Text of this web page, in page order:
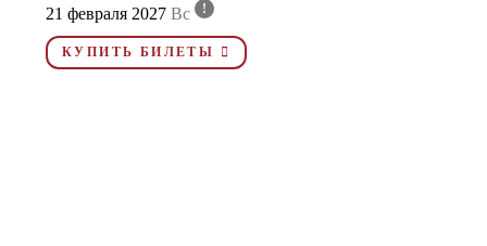
21 февраля 2027 Вс !
КУПИТЬ БИЛЕТЫ